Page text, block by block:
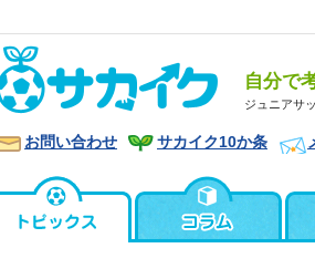
自分で
ジュニアサ
お問い合わせ サカイク10か条